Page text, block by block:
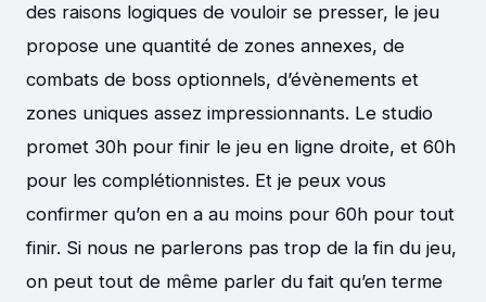
des raisons logiques de vouloir se presser, le jeu
propose une quantité de zones annexes, de
combats de boss optionnels, d’évènements et
zones uniques assez impressionnants. Le studio
promet 30h pour finir le jeu en ligne droite, et 60h
pour les complétionnistes. Et je peux vous
confirmer qu’on en a au moins pour 60h pour tout
finir. Si nous ne parlerons pas trop de la fin du jeu,
on peut tout de même parler du fait qu’en terme